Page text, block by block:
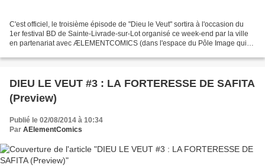
C'est officiel, le troisième épisode de "Dieu le Veut" sortira à l'occasion du
1er festival BD de Sainte-Livrade-sur-Lot organisé ce week-end par la ville
en partenariat avec ÆLEMENTCOMICS (dans l'espace du Pôle Image qui
DIEU LE VEUT #3 : LA FORTERESSE DE SAFITA
(Preview)
Publié le 02/08/2014 à 10:34
Par AElementComics